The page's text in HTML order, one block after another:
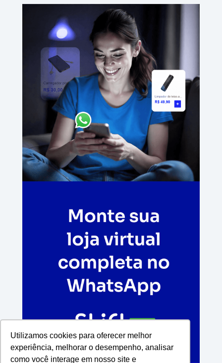
Utilizamos cookies para oferecer melhor
experiência, melhorar o desempenho, analisar
como você interage em nosso site e